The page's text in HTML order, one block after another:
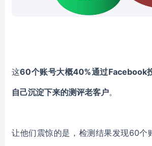
这60个账号大概40%通过Facebook
自己沉淀下来的测评老客户。
让他们震惊的是，检测结果发现60个